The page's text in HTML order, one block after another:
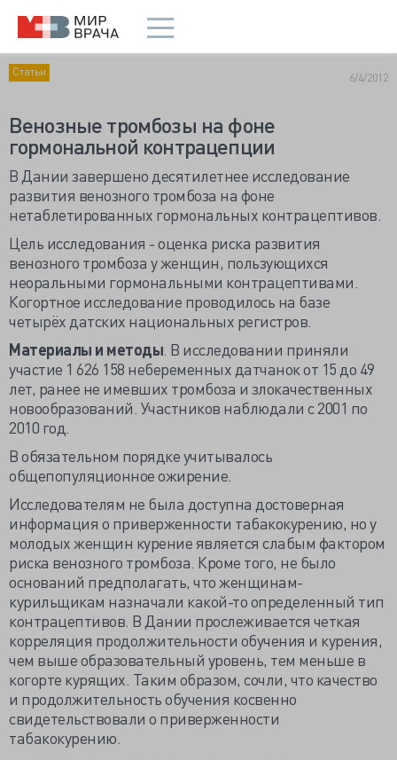
Статьи 6/4/2012
Венозные тромбозы на фоне
гормональной контрацепции
В Дании завершено десятилетнее исследование
развития венозного тромбоза на фоне
нетаблетированных гормональных контрацептивов.
Цель исследования - оценка риска развития
венозного тромбоза у женщин, пользующихся
неоральными гормональными контрацептивами.
Когортное исследование проводилось на базе
четырёх датских национальных регистров.
Материалы и методы . В исследовании приняли
участие 1 626 158 небеременных датчанок от 15 до 49
лет, ранее не имевших тромбоза и злокачественных
новообразований. Участников наблюдали с 2001 по
2010 год.
В обязательном порядке учитывалось
общепопуляционное ожирение.
Исследователям не была доступна достоверная
информация о приверженности табакокурению, но у
молодых женщин курение является слабым фактором
риска венозного тромбоза. Кроме того, не было
оснований предполагать, что женщинам-
курильщикам назначали какой-то определенный тип
контрацептивов. В Дании прослеживается четкая
корреляция продолжительности обучения и курения,
чем выше образовательный уровень, тем меньше в
когорте курящих. Таким образом, сочли, что качество
и продолжительность обучения косвенно
свидетельствовали о приверженности
табакокурению.